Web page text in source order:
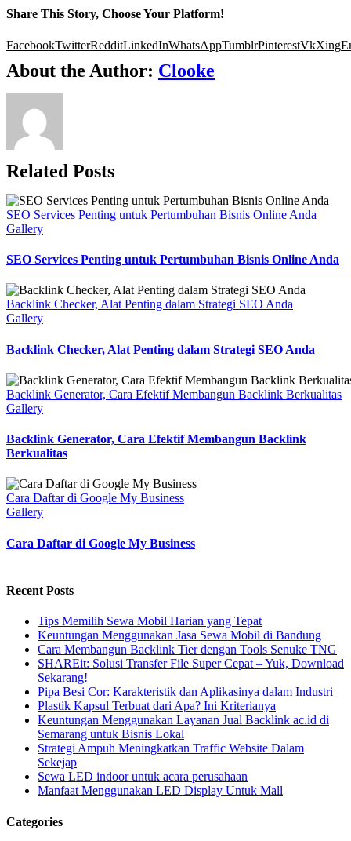
Share This Story, Choose Your Platform!
FacebookTwitterRedditLinkedInWhatsAppTumblrPinterestVkXing
About the Author: Clooke
Related Posts
SEO Services Penting untuk Pertumbuhan Bisnis Online Anda
Gallery
SEO Services Penting untuk Pertumbuhan Bisnis Online Anda
Backlink Checker, Alat Penting dalam Strategi SEO Anda
Gallery
Backlink Checker, Alat Penting dalam Strategi SEO Anda
Backlink Generator, Cara Efektif Membangun Backlink Berkualitas
Gallery
Backlink Generator, Cara Efektif Membangun Backlink
Berkualitas
Cara Daftar di Google My Business
Gallery
Cara Daftar di Google My Business
Recent Posts
Tips Memilih Sewa Mobil Harian yang Tepat
Keuntungan Menggunakan Jasa Sewa Mobil di Bandung
Cara Membangun Backlink Tier dengan Tools Senuke TNG
SHAREit: Solusi Transfer File Super Cepat – Yuk, Download
Sekarang!
Pipa Besi Cor: Karakteristik dan Aplikasinya dalam Industri
Plastik Kapsul Terbuat dari Apa? Ini Kriterianya
Keuntungan Menggunakan Layanan Jual Backlink ac.id di
Semarang untuk Bisnis Lokal
Strategi Ampuh Meningkatkan Traffic Website Dalam
Sekejap
Sewa LED indoor untuk acara perusahaan
Manfaat Menggunakan LED Display Untuk Mall
Categories